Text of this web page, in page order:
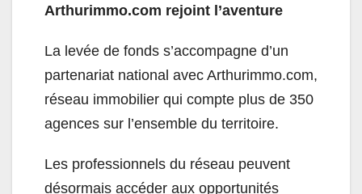
Arthurimmo.com rejoint l’aventure
La levée de fonds s’accompagne d’un
partenariat national avec Arthurimmo.com,
réseau immobilier qui compte plus de 350
agences sur l’ensemble du territoire.
Les professionnels du réseau peuvent
désormais accéder aux opportunités